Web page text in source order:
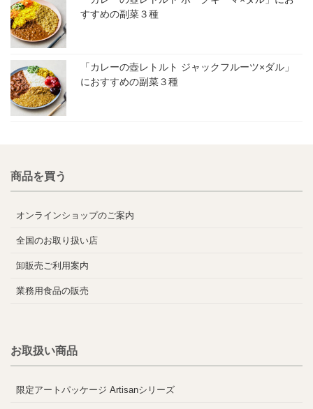
すすめの副菜３種
「カレーの壺レトルト ジャックフルーツ×ダル」
におすすめの副菜３種
商品を買う
オンラインショップのご案内
全国のお取り扱い店
卸販売ご利用案内
業務用食品の販売
お取扱い商品
限定アートパッケージ Artisanシリーズ